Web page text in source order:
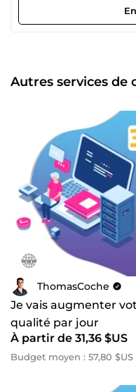
Vous bénéficierez de
je saurai vous guider au
Autres services de
ThomasCoche
Je vais augmenter
qualité par jour
À partir de 31,36 $US
Budget moyen : 57,80 $US